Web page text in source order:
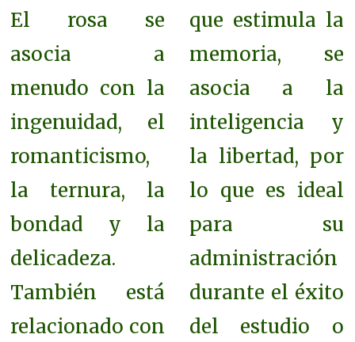
El rosa se
asocia a
menudo con la
ingenuidad, el
romanticismo,
la ternura, la
bondad y la
delicadeza.
También está
relacionado con
que estimula la
memoria, se
asocia a la
inteligencia y
la libertad, por
lo que es ideal
para su
administración
durante el éxito
del estudio o